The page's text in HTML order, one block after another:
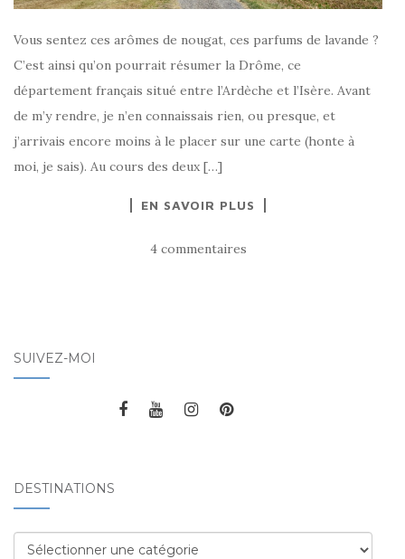
Vous sentez ces arômes de nougat, ces parfums de lavande ?
C’est ainsi qu’on pourrait résumer la Drôme, ce
département français situé entre l’Ardèche et l’Isère. Avant
de m’y rendre, je n’en connaissais rien, ou presque, et
j’arrivais encore moins à le placer sur une carte (honte à
moi, je sais). Au cours des deux […]
EN SAVOIR PLUS
4 commentaires
SUIVEZ-MOI
DESTINATIONS
Destinations